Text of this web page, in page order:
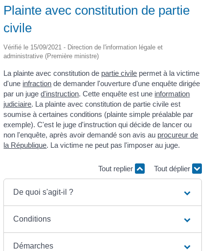
Plainte avec constitution de partie
civile
Vérifié le 15/09/2021 - Direction de l'information légale et
administrative (Première ministre)
La plainte avec constitution de partie civile permet à la victime
d'une infraction de demander l'ouverture d'une enquête dirigée
par un juged'instruction. Cette enquête est une information
judiciaire. La plainte avec constitution de partie civile est
soumise à certaines conditions (plainte simple préalable par
exemple). C'est le juge d'instruction qui décide de lancer ou
non l'enquête, après avoir demandé son avis au procureur de
la République. La victime ne peut pas l'imposer au juge.
Tout replier Tout déplier
De quoi s'agit-il ?
Conditions
Démarches